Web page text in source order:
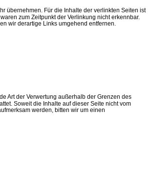
übernehmen. Für die Inhalte der verlinkten Seiten ist
zum Zeitpunkt der Verlinkung nicht erkennbar.
wir derartige Links umgehend entfernen.
Art der Verwertung außerhalb der Grenzen des
Soweit die Inhalte auf dieser Seite nicht vom
werden, bitten wir um einen